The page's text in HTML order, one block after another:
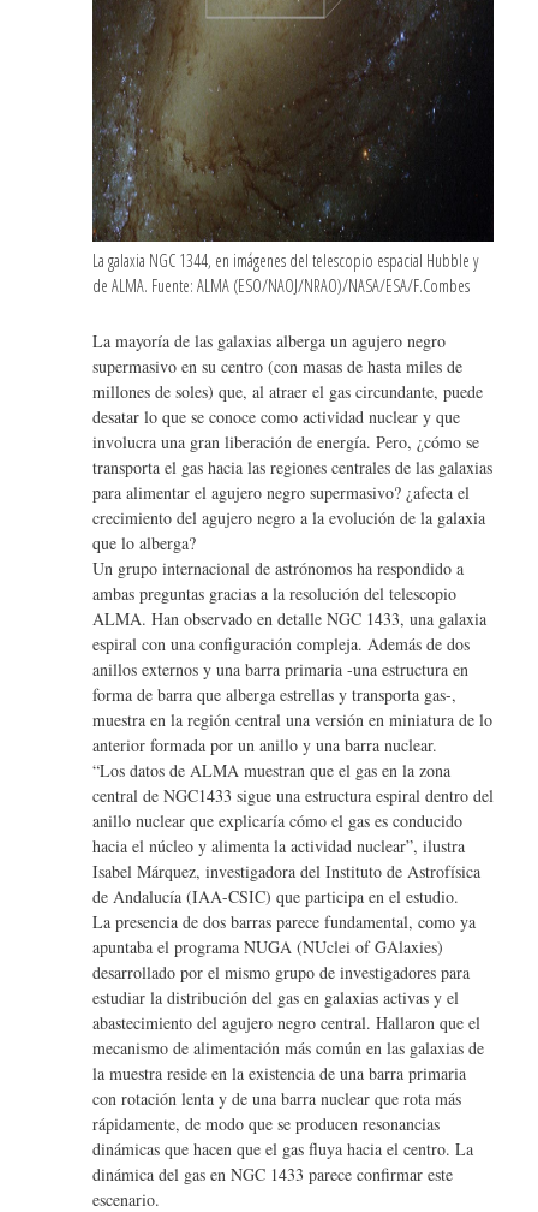
La galaxia NGC 1344, en imágenes del telescopio espacial Hubble y
de ALMA. Fuente: ALMA (ESO/NAOJ/NRAO)/NASA/ESA/F.Combes
La mayoría de las galaxias alberga un agujero negro
supermasivo en su centro (con masas de hasta miles de
millones de soles) que, al atraer el gas circundante, puede
desatar lo que se conoce como actividad nuclear y que
involucra una gran liberación de energía. Pero, ¿cómo se
transporta el gas hacia las regiones centrales de las galaxias
para alimentar el agujero negro supermasivo? ¿afecta el
crecimiento del agujero negro a la evolución de la galaxia
que lo alberga?
Un grupo internacional de astrónomos ha respondido a
ambas preguntas gracias a la resolución del telescopio
ALMA. Han observado en detalle NGC 1433, una galaxia
espiral con una configuración compleja. Además de dos
anillos externos y una barra primaria -una estructura en
forma de barra que alberga estrellas y transporta gas-,
muestra en la región central una versión en miniatura de lo
anterior formada por un anillo y una barra nuclear.
“Los datos de ALMA muestran que el gas en la zona
central de NGC1433 sigue una estructura espiral dentro del
anillo nuclear que explicaría cómo el gas es conducido
hacia el núcleo y alimenta la actividad nuclear”, ilustra
Isabel Márquez, investigadora del Instituto de Astrofísica
de Andalucía (IAA-CSIC) que participa en el estudio.
La presencia de dos barras parece fundamental, como ya
apuntaba el programa NUGA (NUclei of GAlaxies)
desarrollado por el mismo grupo de investigadores para
estudiar la distribución del gas en galaxias activas y el
abastecimiento del agujero negro central. Hallaron que el
mecanismo de alimentación más común en las galaxias de
la muestra reside en la existencia de una barra primaria
con rotación lenta y de una barra nuclear que rota más
rápidamente, de modo que se producen resonancias
dinámicas que hacen que el gas fluya hacia el centro. La
dinámica del gas en NGC 1433 parece confirmar este
escenario.